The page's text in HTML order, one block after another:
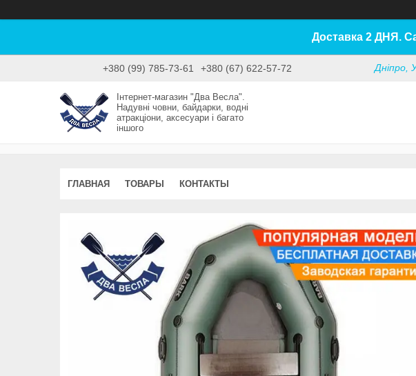
Доставка 2 ДНЯ.
+380 (99) 785-73-61 +380 (67) 622-57-72 Дніпро,
Інтернет-магазин "Два Весла".
Надувні човни, байдарки, водні
атракціони, аксесуари і багато
іншого
ГЛАВНАЯ ТОВАРЫ КОНТАКТЫ